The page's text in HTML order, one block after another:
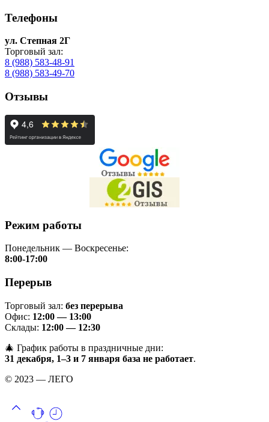
Телефоны
ул. Степная 2Г
Торговый зал:
8 (988) 583-48-91
8 (988) 583-49-70
Отзывы
Режим работы
Понедельник — Воскресенье:
8:00-17:00
Перерыв
Торговый зал: без перерыва
Офис: 12:00 — 13:00
Склады: 12:00 — 12:30
🎄 График работы в праздничные дни:
31 декабря, 1–3 и 7 января база не работает.
© 2023 — ЛЕГО